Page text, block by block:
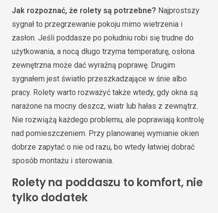
Jak rozpoznać, że rolety są potrzebne? Najprostszy
sygnał to przegrzewanie pokoju mimo wietrzenia i
zasłon. Jeśli poddasze po południu robi się trudne do
użytkowania, a nocą długo trzyma temperaturę, osłona
zewnętrzna może dać wyraźną poprawę. Drugim
sygnałem jest światło przeszkadzające w śnie albo
pracy. Rolety warto rozważyć także wtedy, gdy okna są
narażone na mocny deszcz, wiatr lub hałas z zewnątrz.
Nie rozwiążą każdego problemu, ale poprawiają kontrolę
nad pomieszczeniem. Przy planowanej wymianie okien
dobrze zapytać o nie od razu, bo wtedy łatwiej dobrać
sposób montażu i sterowania.
Rolety na poddaszu to komfort, nie
tylko dodatek